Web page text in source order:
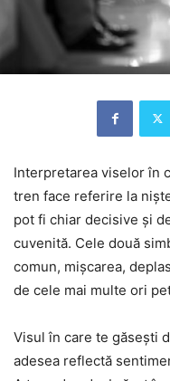
Interpretarea viselor în
tren face referire la
pot fi chiar decisive și
cuvenită. Cele două
comun, mișcarea,
de cele mai multe ori
Visul în care te găsești
adesea reflectă